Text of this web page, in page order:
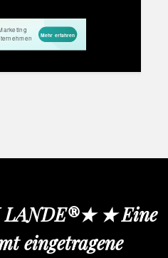
★ Eine
eingetragene